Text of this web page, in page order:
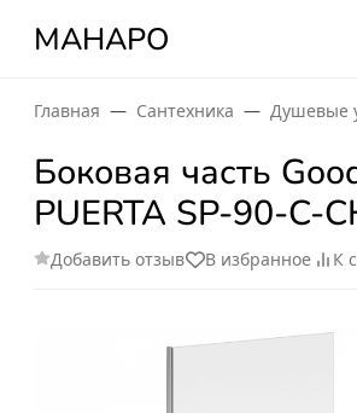
МАНАРО
Главная Сантехника Душевые
Боковая часть
PUERTA SP-90-C-
Добавить отзыв В избранное К